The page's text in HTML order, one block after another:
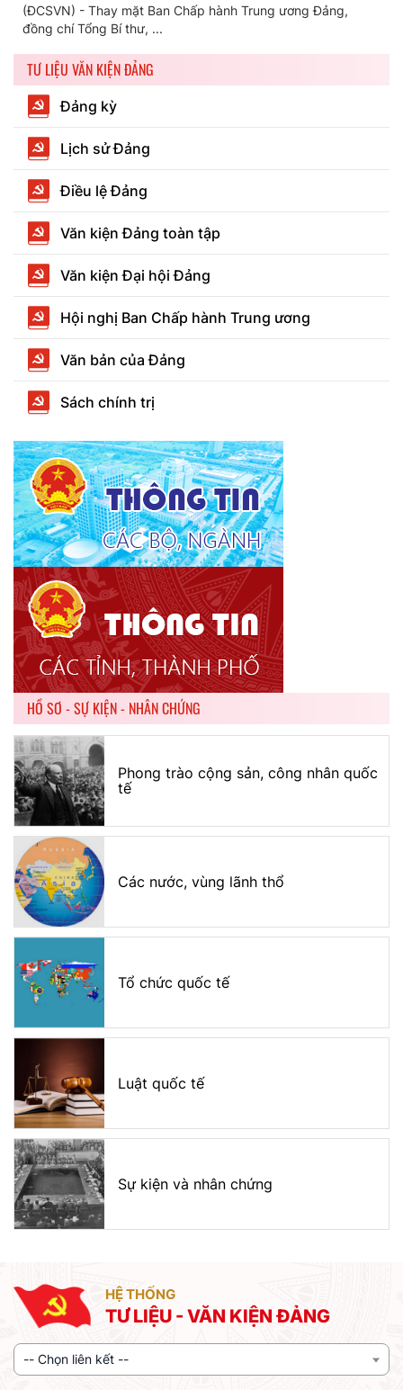
(ĐCSVN) - Thay mặt Ban Chấp hành Trung ương Đảng,
đồng chí Tổng Bí thư, ...
TƯ LIỆU VĂN KIỆN ĐẢNG
Đảng kỳ
Lịch sử Đảng
Điều lệ Đảng
Văn kiện Đảng toàn tập
Văn kiện Đại hội Đảng
Hội nghị Ban Chấp hành Trung ương
Văn bản của Đảng
Sách chính trị
HỒ SƠ - SỰ KIỆN - NHÂN CHỨNG
Phong trào cộng sản, công nhân quốc
tế
Các nước, vùng lãnh thổ
Tổ chức quốc tế
Luật quốc tế
Sự kiện và nhân chứng
HỆ THỐNG
TƯ LIỆU - VĂN KIỆN ĐẢNG
-- Chọn liên kết --